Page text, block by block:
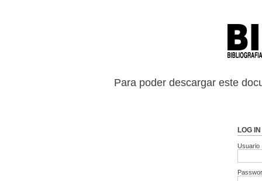
Para poder descargar este
LOG IN
Usuario